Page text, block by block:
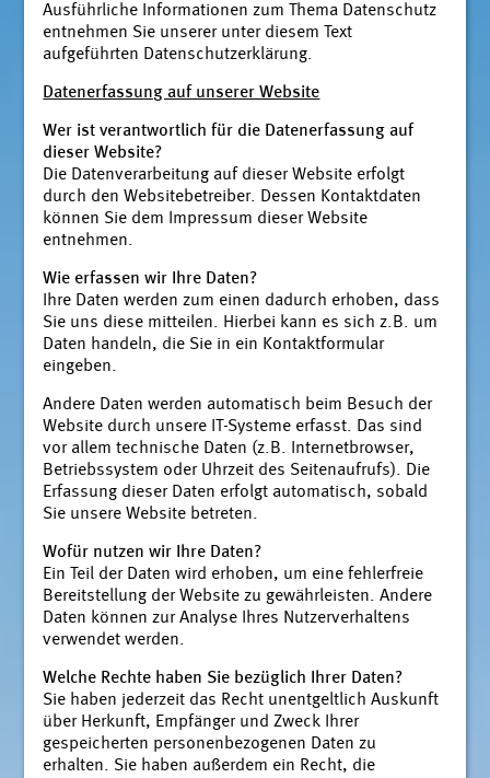
Ausführliche Informationen zum Thema Datenschutz
entnehmen Sie unserer unter diesem Text
aufgeführten Datenschutzerklärung.
Datenerfassung auf unserer Website
Wer ist verantwortlich für die Datenerfassung auf
dieser Website?
Die Datenverarbeitung auf dieser Website erfolgt
durch den Websitebetreiber. Dessen Kontaktdaten
können Sie dem Impressum dieser Website
entnehmen.
Wie erfassen wir Ihre Daten?
Ihre Daten werden zum einen dadurch erhoben, dass
Sie uns diese mitteilen. Hierbei kann es sich z.B. um
Daten handeln, die Sie in ein Kontaktformular
eingeben.
Andere Daten werden automatisch beim Besuch der
Website durch unsere IT-Systeme erfasst. Das sind
vor allem technische Daten (z.B. Internetbrowser,
Betriebssystem oder Uhrzeit des Seitenaufrufs). Die
Erfassung dieser Daten erfolgt automatisch, sobald
Sie unsere Website betreten.
Wofür nutzen wir Ihre Daten?
Ein Teil der Daten wird erhoben, um eine fehlerfreie
Bereitstellung der Website zu gewährleisten. Andere
Daten können zur Analyse Ihres Nutzerverhaltens
verwendet werden.
Welche Rechte haben Sie bezüglich Ihrer Daten?
Sie haben jederzeit das Recht unentgeltlich Auskunft
über Herkunft, Empfänger und Zweck Ihrer
gespeicherten personenbezogenen Daten zu
erhalten. Sie haben außerdem ein Recht, die